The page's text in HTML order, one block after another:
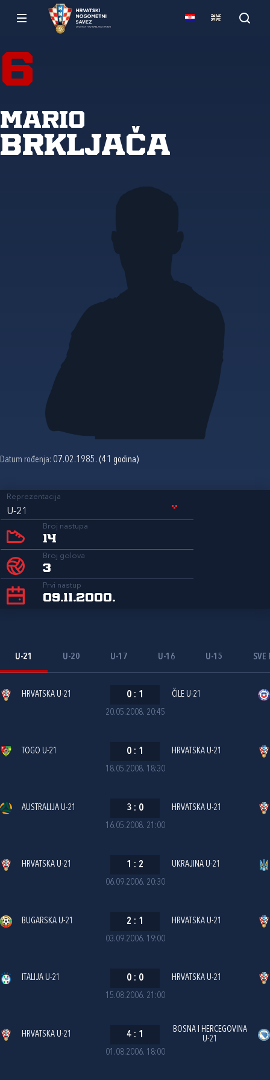
6
Mario
Brkljača
Datum rođenja: 07.02.1985. (41 godina)
Reprezentacija
U-21
Broj nastupa
14
Broj golova
3
Prvi nastup
09.11.2000.
U-21 U-20 U-17 U-16 U-15 SVE
20.05.2008. 20:45
HRVATSKA U-21 0 : 1 ČILE U-21
18.05.2008. 18:30
TOGO U-21 0 : 1 HRVATSKA U-21
16.05.2008. 21:00
AUSTRALIJA U-21 3 : 0 HRVATSKA U-21
06.09.2006. 20:30
HRVATSKA U-21 1 : 2 UKRAJINA U-21
03.09.2006. 19:00
BUGARSKA U-21 2 : 1 HRVATSKA U-21
15.08.2006. 21:00
ITALIJA U-21 0 : 0 HRVATSKA U-21
01.08.2006. 18:00
HRVATSKA U-21 4 : 1
BOSNA I HERCEGOVINA
U-21